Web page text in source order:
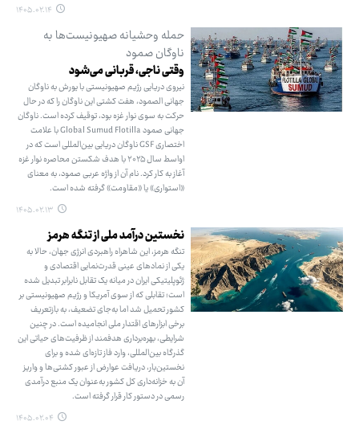
۱۴۰۵.۰۲.۱۴
حمله وحشیانه صهیونیست‌ها به
ناوگان صمود
وقتی ناجی، قربانی می‌شود
نیروی دریایی رژیم صهیونیستی با یورش به ناوگان
جهانی الصمود، هفت کشتی این ناوگان را که در حال
حرکت به سوی نوار غزه بود، توقیف کرده است. ناوگان
جهانی صمود Global Sumud Flotilla با علامت
اختصاری GSF ناوگان دریایی بین‌المللی است که در
اواسط سال ۲۰۲۵ با هدف شکستن محاصره نوار غزه
آغاز به کار کرد. نام آن از واژه عربی صمود، به معنای
«استواری» یا «مقاومت» گرفته شده است.
۱۴۰۵.۰۲.۱۳
نخستین درآمد ملی از تنگه هرمز
تنگه هرمز، این شاهراه راهبردی انرژی جهان، حالا به
یکی از نمادهای عینی قدرت‌نمایی اقتصادی و
ژئوپلیتیکی ایران در میانه یک تقابل نابرابر تبدیل شده
است؛ تقابلی که از سوی آمریکا و رژیم صهیونیستی بر
کشور تحمیل شد اما به‌جای تضعیف، به بازتعریف
برخی ابزارهای اقتدار ملی انجامیده است. در چنین
شرایطی، بهره‌برداری هدفمند از ظرفیت‌های حیاتی این
گذرگاه بین‌المللی، وارد فاز تازه‌ای شده و برای
نخستین‌بار، دریافت عوارض از عبور کشتی‌ها و واریز
آن به خزانه‌داری کل کشور به‌عنوان یک منبع درآمدی
رسمی در دستور کار قرار گرفته است.
۱۴۰۵.۰۲.۰۴